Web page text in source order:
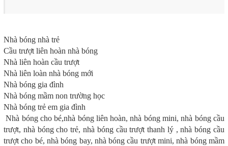
Nhà bóng nhà trẻ
Cầu trượt liên hoàn nhà bóng
Nhà liên hoàn cầu trượt
Nhà liên loàn nhà bóng mới
Nhà bóng gia đình
Nhà bóng mầm non trường học
Nhà bóng trẻ em gia đình
Nhà bóng cho bé,nhà bóng liên hoàn, nhà bóng mini, nhà bóng cầu
trượt, nhà bóng cho trẻ, nhà bóng cầu trượt thanh lý , nhà bóng cầu
trượt cho bé, nhà bóng bay, nhà bóng cầu trượt mini, nhà bóng mầm